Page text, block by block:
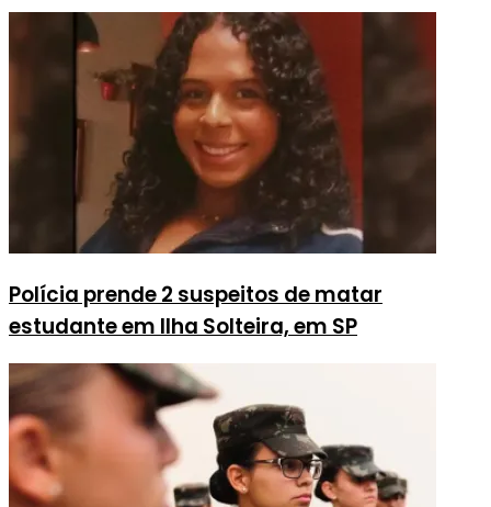
Polícia prende 2 suspeitos de matar
estudante em Ilha Solteira, em SP